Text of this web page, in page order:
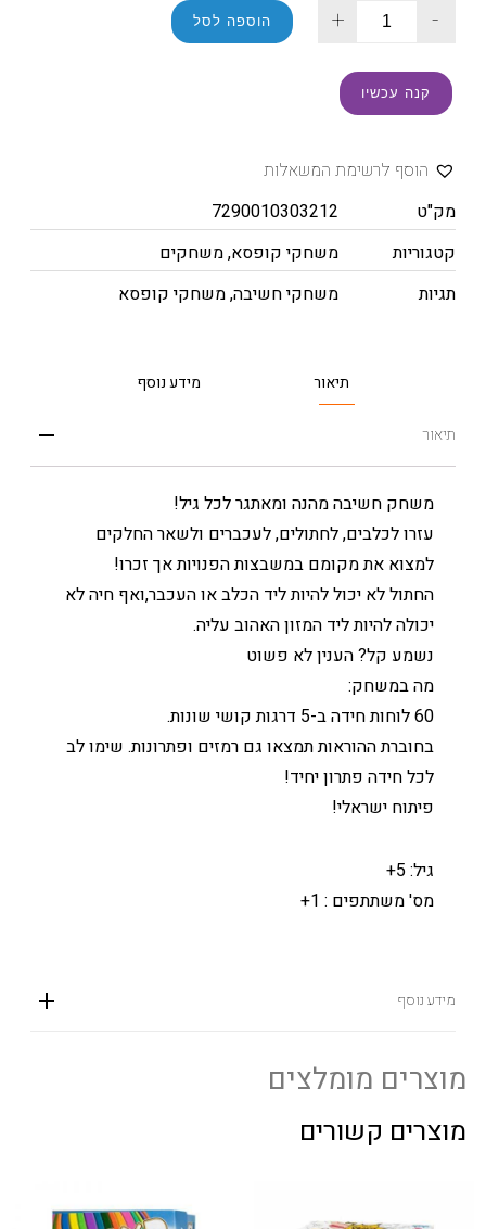
-
+ הוספה לסל
קנה עכשיו
הוסף לרשימת המשאלות
מק"ט
7290010303212
קטגוריות
משחקי קופסא,משחקים
תגיות
משחקי חשיבה,משחקי קופסא
תיאור מידע נוסף
תיאור
משחק חשיבה מהנה ומאתגר לכל גיל!
עזרו לכלבים, לחתולים, לעכברים ולשאר החלקים
למצוא את מקומם במשבצות הפנויות אך זכרו!
החתול לא יכול להיות ליד הכלב או העכבר,ואף חיה לא
יכולה להיות ליד המזון האהוב עליה.
נשמע קל? הענין לא פשוט
מה במשחק:
60 לוחות חידה ב-5 דרגות קושי שונות.
בחוברת ההוראות תמצאו גם רמזים ופתרונות. שימו לב
לכל חידה פתרון יחיד!
פיתוח ישראלי!
גיל: 5+
מס' משתתפים : 1+
מידע נוסף
מוצרים מומלצים
מוצרים קשורים